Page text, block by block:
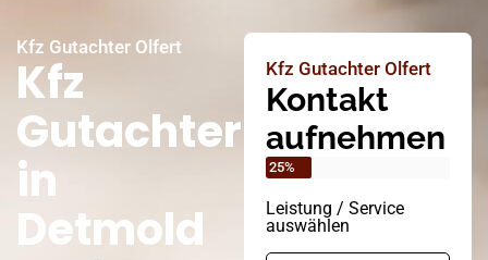
Kfz Gutachter Olfert
Kfz
Gutachter
in
Detmold
Kfz Gutachter Olfert
Kontakt
aufnehmen
25%
Leistung / Service
auswählen